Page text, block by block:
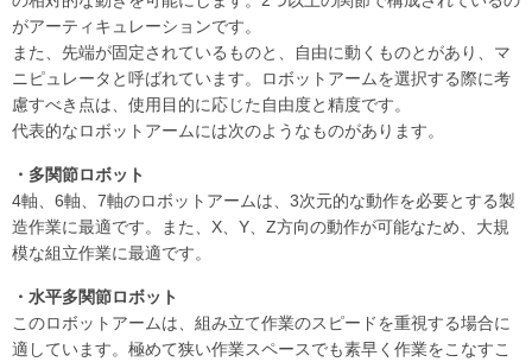
がアーティキュレーションです。
また、先端が固定されているものと、自由に動くものとがあり、マ
ニピュレータと呼ばれています。ロボットアームを選択する際に考
慮すべき点は、使用目的に応じた自由度と精度です。
代表的なロボットアームには次のようなものがあります。
・多関節ロボット
4軸、6軸、7軸のロボットアームは、3次元的な動作を必要とする製
造作業に最適です。また、X、Y、Z方向の動作が可能なため、大規
模な組立作業に最適です。
・水平多関節ロボット
このロボットアームは、組み立て作業のスピードを重視する場合に
適しています。極めて狭い作業スペースでも素早く作業をこなすこ